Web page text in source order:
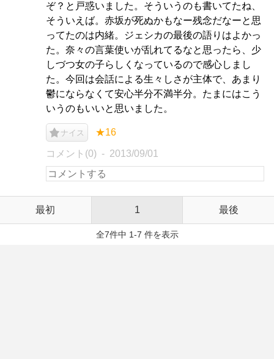
ぞ？と戸惑いました。そういうのも書いてたね、
そういえば。赤坂が死ぬかもなー残念だなーと思
ってたのは内緒。ジェシカの最後の語りはよかっ
た。奈々の言葉使いが乱れてるなと思ったら、少
しづつ女の子らしくなっているので感心しまし
た。今回は会話による生々しさが主体で、あまり
鬱にならなくて安心半分不満半分。たまにはこう
いうのもいいと思いました。
ナイス ★16
コメント(0) 2013/09/01
最初 1 最後
全7件中 1-7 件を表示